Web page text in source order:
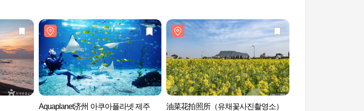
Aquaplanet济州 아쿠아플라넷 제주 油菜花拍照所（유채꽃사진촬영소）